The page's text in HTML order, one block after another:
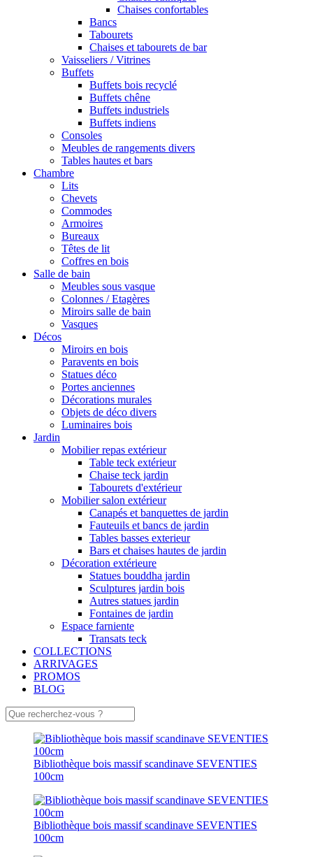
Chaises confortables
Bancs
Tabourets
Chaises et tabourets de bar
Vaisseliers / Vitrines
Buffets
Buffets bois recyclé
Buffets chêne
Buffets industriels
Buffets indiens
Consoles
Meubles de rangements divers
Tables hautes et bars
Chambre
Lits
Chevets
Commodes
Armoires
Bureaux
Têtes de lit
Coffres en bois
Salle de bain
Meubles sous vasque
Colonnes / Etagères
Miroirs salle de bain
Vasques
Décos
Miroirs en bois
Paravents en bois
Statues déco
Portes anciennes
Décorations murales
Objets de déco divers
Luminaires bois
Jardin
Mobilier repas extérieur
Table teck extérieur
Chaise teck jardin
Tabourets d'extérieur
Mobilier salon extérieur
Canapés et banquettes de jardin
Fauteuils et bancs de jardin
Tables basses exterieur
Bars et chaises hautes de jardin
Décoration extérieure
Statues bouddha jardin
Sculptures jardin bois
Autres statues jardin
Fontaines de jardin
Espace farniente
Transats teck
COLLECTIONS
ARRIVAGES
PROMOS
BLOG
Bibliothèque bois massif scandinave SEVENTIES
100cm
Bibliothèque bois massif scandinave SEVENTIES
100cm